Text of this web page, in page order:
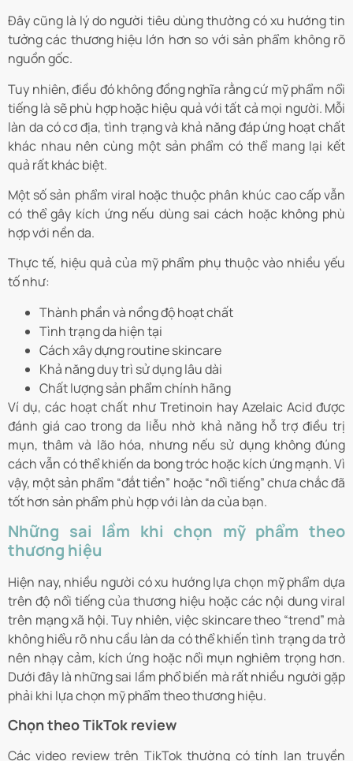
Đây cũng là lý do người tiêu dùng thường có xu hướng tin
tưởng các thương hiệu lớn hơn so với sản phẩm không rõ
nguồn gốc.
Tuy nhiên, điều đó không đồng nghĩa rằng cứ mỹ phẩm nổi
tiếng là sẽ phù hợp hoặc hiệu quả với tất cả mọi người. Mỗi
làn da có cơ địa, tình trạng và khả năng đáp ứng hoạt chất
khác nhau nên cùng một sản phẩm có thể mang lại kết
quả rất khác biệt.
Một số sản phẩm viral hoặc thuộc phân khúc cao cấp vẫn
có thể gây kích ứng nếu dùng sai cách hoặc không phù
hợp với nền da.
Thực tế, hiệu quả của mỹ phẩm phụ thuộc vào nhiều yếu
tố như:
Thành phần và nồng độ hoạt chất
Tình trạng da hiện tại
Cách xây dựng routine skincare
Khả năng duy trì sử dụng lâu dài
Chất lượng sản phẩm chính hãng
Ví dụ, các hoạt chất như Tretinoin hay Azelaic Acid được
đánh giá cao trong da liễu nhờ khả năng hỗ trợ điều trị
mụn, thâm và lão hóa, nhưng nếu sử dụng không đúng
cách vẫn có thể khiến da bong tróc hoặc kích ứng mạnh. Vì
vậy, một sản phẩm “đắt tiền” hoặc “nổi tiếng” chưa chắc đã
tốt hơn sản phẩm phù hợp với làn da của bạn.
Những sai lầm khi chọn mỹ phẩm theo
thương hiệu
Hiện nay, nhiều người có xu hướng lựa chọn mỹ phẩm dựa
trên độ nổi tiếng của thương hiệu hoặc các nội dung viral
trên mạng xã hội. Tuy nhiên, việc skincare theo “trend” mà
không hiểu rõ nhu cầu làn da có thể khiến tình trạng da trở
nên nhạy cảm, kích ứng hoặc nổi mụn nghiêm trọng hơn.
Dưới đây là những sai lầm phổ biến mà rất nhiều người gặp
phải khi lựa chọn mỹ phẩm theo thương hiệu.
Chọn theo TikTok review
Các video review trên TikTok thường có tính lan truyền